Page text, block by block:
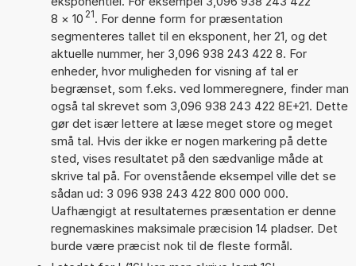
8 × 10 21. For denne form for præsentation
segmenteres tallet til en eksponent, her 21, og det
aktuelle nummer, her 3,096 938 243 422 8. For
enheder, hvor muligheden for visning af tal er
begrænset, som f.eks. ved lommeregnere, finder man
også tal skrevet som 3,096 938 243 422 8E+21. Dette
gør det især lettere at læse meget store og meget
små tal. Hvis der ikke er nogen markering på dette
sted, vises resultatet på den sædvanlige måde at
skrive tal på. For ovenstående eksempel ville det se
sådan ud: 3 096 938 243 422 800 000 000.
Uafhængigt at resultaternes præsentation er denne
regnemaskines maksimale præcision 14 pladser. Det
burde være præcist nok til de fleste formål.